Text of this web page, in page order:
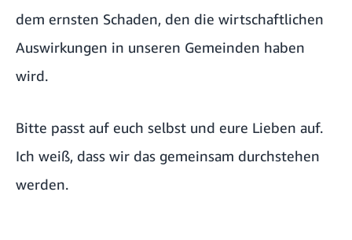
dem ernsten Schaden, den die wirtschaftlichen
Auswirkungen in unseren Gemeinden haben
wird.
Bitte passt auf euch selbst und eure Lieben auf.
Ich weiß, dass wir das gemeinsam durchstehen
werden.